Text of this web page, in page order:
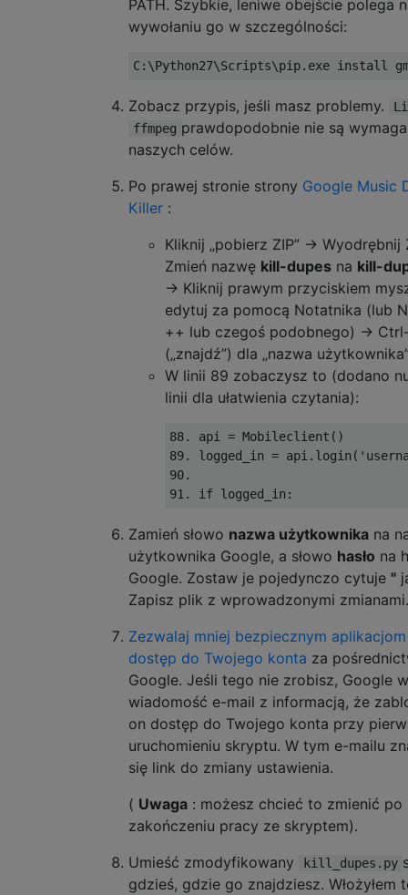
PATH. Szybkie, leniwe obejście polega
wywołaniu go w szczególności:
Zobacz przypis, jeśli masz problemy.
ffmpeg prawdopodobnie nie są
naszych celów.
Po prawej stronie strony Google Music
Killer :
Kliknij „pobierz ZIP” → Wyodrębnij
Zmień nazwę kill-dupes na kill-
→ Kliknij prawym przyciskiem
edytuj za pomocą Notatnika (lub
++ lub czegoś podobnego) →
(„znajdź”) dla „nazwa
W linii 89 zobaczysz to (dodano
linii dla ułatwienia czytania):
88. api = Mobileclient()
89. logged_in =
90.
Zamień słowo nazwa użytkownika na
użytkownika Google, a słowo hasło na
Google. Zostaw je pojedynczo cytuje "
Zapisz plik z wprowadzonymi zmianami.
Zezwalaj mniej bezpiecznym
dostęp do Twojego konta za
Google. Jeśli tego nie zrobisz, Google
wiadomość e-mail z informacją, że
on dostęp do Twojego konta przy
uruchomieniu skryptu. W tym e-mailu
się link do zmiany ustawienia.
( Uwaga : możesz chcieć to zmienić po
zakończeniu pracy ze skryptem).
Umieść zmodyfikowany
kill_dupes.py
gdzieś, gdzie go znajdziesz. Włożyłem